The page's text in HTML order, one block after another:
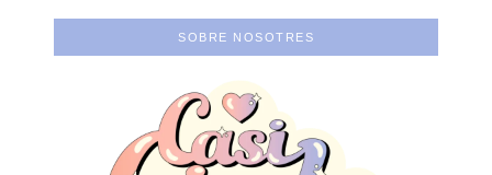
SOBRE NOSOTRES